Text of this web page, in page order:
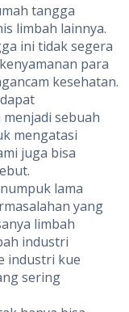
tangga
limbah lainnya.
ini tidak segera
para
kesehatan.
sebuah
mengatasi
juga bisa
lama
yang
limbah
industri
industri kue
sering